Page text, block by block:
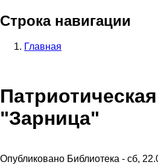
Строка навигации
Главная
"Зарница"
Опубликовано Библиотека - сб,